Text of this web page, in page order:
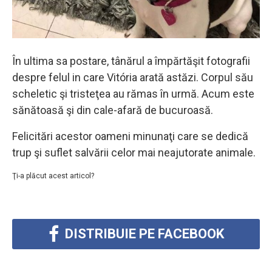
În ultima sa postare, tânărul a împărtăşit fotografii
despre felul in care Vitória arată astăzi. Corpul său
scheletic şi tristeţea au rămas în urmă. Acum este
sănătoasă şi din cale-afară de bucuroasă.
Felicitări acestor oameni minunaţi care se dedică
trup şi suflet salvării celor mai neajutorate animale.
Ţi-a plăcut acest articol?
DISTRIBUIE PE FACEBOOK